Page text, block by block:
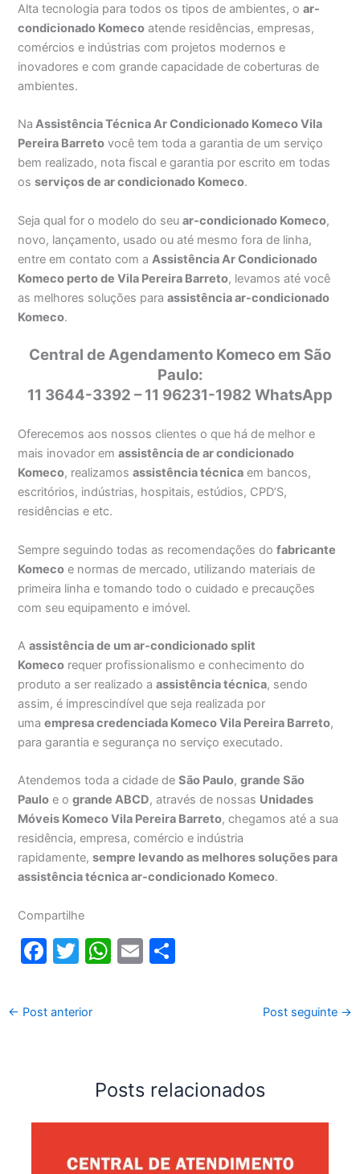
Alta tecnologia para todos os tipos de ambientes, oar-
condicionado Komeco atende residências, empresas,
comércios e indústrias com projetos modernos e
inovadores e com grande capacidade de coberturas de
ambientes.
Na Assistência Técnica Ar Condicionado Komeco Vila
Pereira Barreto você tem toda a garantia de um serviço
bem realizado, nota fiscal e garantia por escrito em todas
osserviços de ar condicionado Komeco.
Seja qual for o modelo do seuar-condicionado Komeco,
novo, lançamento, usado ou até mesmo fora de linha,
entre em contato com a Assistência Ar Condicionado
Komeco perto de Vila Pereira Barreto, levamos até você
as melhores soluções paraassistência ar-condicionado
Komeco.
Central de Agendamento Komeco em São
Paulo:
11 3644-3392 – 11 96231-1982 WhatsApp
Oferecemos aos nossos clientes o que há de melhor e
mais inovador emassistência de ar condicionado
Komeco, realizamosassistência técnica em bancos,
escritórios, indústrias, hospitais, estúdios, CPD’S,
residências e etc.
Sempre seguindo todas as recomendações dofabricante
Komeco e normas de mercado, utilizando materiais de
primeira linha e tomando todo o cuidado e precauções
com seu equipamento e imóvel.
Aassistência de um ar-condicionado split
Komeco requer profissionalismo e conhecimento do
produto a ser realizado aassistência técnica, sendo
assim, é imprescindível que seja realizada por
umaempresa credenciada Komeco Vila Pereira Barreto,
para garantia e segurança no serviço executado.
Atendemos toda a cidade deSão Paulo,grande São
Paulo e ogrande ABCD, através de nossas Unidades
Móveis Komeco Vila Pereira Barreto, chegamos até a sua
residência, empresa, comércio e indústria
rapidamente,sempre levando as melhores soluções para
assistência técnica ar-condicionado Komeco.
Compartilhe
F
c
e
k
T
itt
er
W
p
p
E
← Post anterior Post seguinte →
Posts relacionados